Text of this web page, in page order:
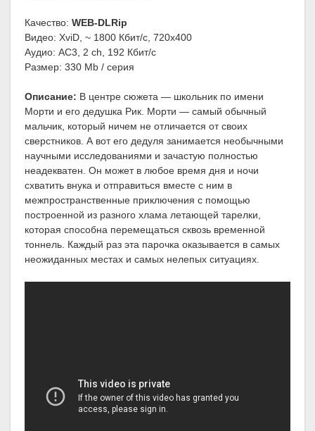
Качество: WEB-DLRip
Видео: XviD, ~ 1800 Кбит/с, 720x400
Аудио: AC3, 2 ch, 192 Кбит/с
Размер: 330 Mb / серия
Описание: В центре сюжета — школьник по имени
Морти и его дедушка Рик. Морти — самый обычный
мальчик, который ничем не отличается от своих
сверстников. А вот его дедуля занимается необычными
научными исследованиями и зачастую полностью
неадекватен. Он может в любое время дня и ночи
схватить внука и отправиться вместе с ним в
межпространственные приключения с помощью
построенной из разного хлама летающей тарелки,
которая способна перемещаться сквозь временной
тоннель. Каждый раз эта парочка оказывается в самых
неожиданных местах и самых нелепых ситуациях.